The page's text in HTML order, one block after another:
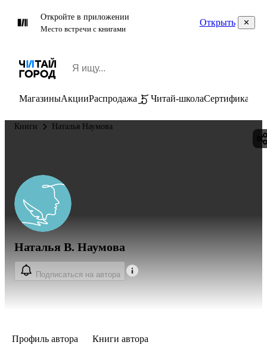
Откройте в приложении
Место встречи с книгами
Открыть
МагазиныАкцииРаспродажа Читай-школаСертификаты
Книги Наталья Наумова
Наталья В. Наумова
Подписаться на автора
Профиль автора Книги автора